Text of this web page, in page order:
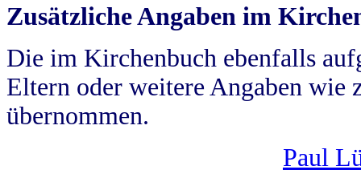
Zusätzliche Angaben im
Die im Kirchenbuch ebenfalls
Eltern oder weitere Angaben wie
übernommen.
Paul